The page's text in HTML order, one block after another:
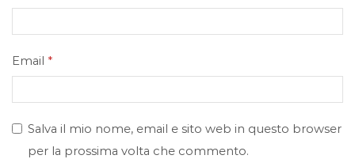
Email *
Salva il mio nome, email e sito web in questo browser
per la prossima volta che commento.